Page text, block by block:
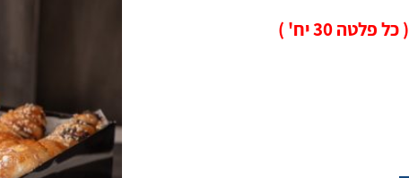
( כל פלטה 30 יח' )